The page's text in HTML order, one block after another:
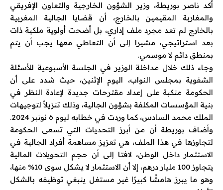
أكد ناصر بوريطة، وزير الشؤون الخارجية والتعاون الإفريقي
والمغاربة المقيمين بالخارج، أن قضايا الجالية المغربية
بالخارج لم تعد مجرد ملف إداري، بل أضحت أولوية ملكية ذات
بعد استراتيجي، مشيرا إلى أن التعاطي معها يجب أن يتم
بمنطق دائم لا موسمي.
وجاء ذلك خلال مداخلة الوزير في الجلسة الأسبوعية للأسئلة
الشفوية بمجلس النواب، اليوم الإثنين، حيث شدد على أن
الحكومة منكبة على إعداد مقترحات جديدة لإعادة النظر في
بنية المؤسسات المكلفة بشؤون الجالية، وذلك تنزيلاً لتوجيهات
الملك محمد السادس، كما وردت في خطابه ليوم 6 نونبر 2024.
وأضاف بوريطة أن من أبرز التحديات التي تسعى الحكومة
لتجاوزها في هذا الملف، هي تعزيز مساهمة أفراد الجالية في
الاستثمار داخل الوطن، لافتا إلى أن حجم التحويلات المالية
يتجاوز 100 مليار درهم، إلا أن الاستثمار لا يشكل سوى 10% منها،
وهو ما يبرز هامشًا كبيرًا غير مستغل ينبغي توظيفه بالشكل